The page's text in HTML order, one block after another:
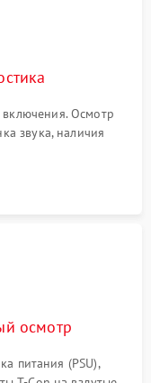
Осмотр
звука, наличия
тестовых
поломки.
осмотр
питания (PSU),